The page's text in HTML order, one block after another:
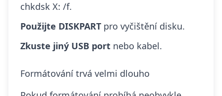
chkdsk X: /f.
Použijte DISKPART pro vyčištění disku.
Zkuste jiný USB port nebo kabel.
Formátování trvá velmi dlouho